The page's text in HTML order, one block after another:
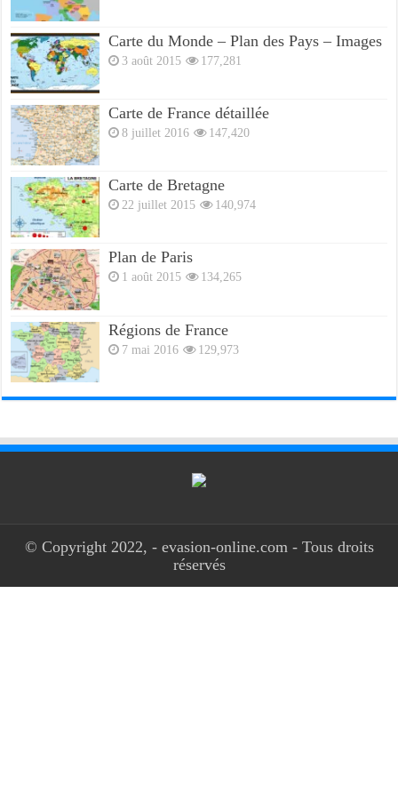
Carte du Monde – Plan des Pays – Images
3 août 2015 177,281
Carte de France détaillée
8 juillet 2016 147,420
Carte de Bretagne
22 juillet 2015 140,974
Plan de Paris
1 août 2015 134,265
Régions de France
7 mai 2016 129,973
© Copyright 2022, - evasion-online.com - Tous droits
réservés